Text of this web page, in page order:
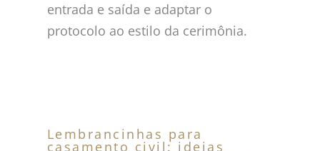
entrada e saída e adaptar o
protocolo ao estilo da cerimônia.
Lembrancinhas para
casamento civil: ideias